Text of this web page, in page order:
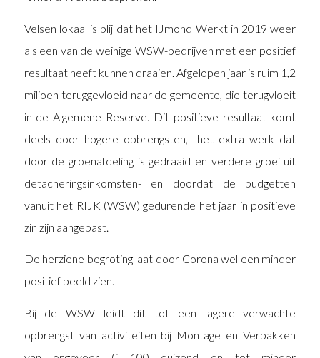
Velsen lokaal is blij dat het IJmond Werkt in 2019 weer
als een van de weinige WSW-bedrijven met een positief
resultaat heeft kunnen draaien. Afgelopen jaar is ruim 1,2
miljoen teruggevloeid naar de gemeente, die terugvloeit
in de Algemene Reserve. Dit positieve resultaat komt
deels door hogere opbrengsten, -het extra werk dat
door de groenafdeling is gedraaid en verdere groei uit
detacheringsinkomsten- en doordat de budgetten
vanuit het RIJK (WSW) gedurende het jaar in positieve
zin zijn aangepast.
De herziene begroting laat door Corona wel een minder
positief beeld zien.
Bij de WSW leidt dit tot een lagere verwachte
opbrengst van activiteiten bij Montage en Verpakken